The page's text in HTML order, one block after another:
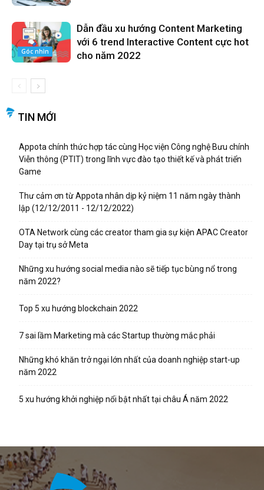
Góc nhìn
Dẫn đầu xu hướng Content Marketing
với 6 trend Interactive Content cực hot
cho năm 2022
TIN MỚI
Appota chính thức hợp tác cùng Học viện Công nghệ Bưu chính
Viễn thông (PTIT) trong lĩnh vực đào tạo thiết kế và phát triển
Game
Thư cảm ơn từ Appota nhân dịp kỷ niệm 11 năm ngày thành
lập (12/12/2011 - 12/12/2022)
OTA Network cùng các creator tham gia sự kiện APAC Creator
Day tại trụ sở Meta
Những xu hướng social media nào sẽ tiếp tục bùng nổ trong
năm 2022?
Top 5 xu hướng blockchain 2022
7 sai lầm Marketing mà các Startup thường mắc phải
Những khó khăn trở ngại lớn nhất của doanh nghiệp start-up
năm 2022
5 xu hướng khởi nghiệp nổi bật nhất tại châu Á năm 2022